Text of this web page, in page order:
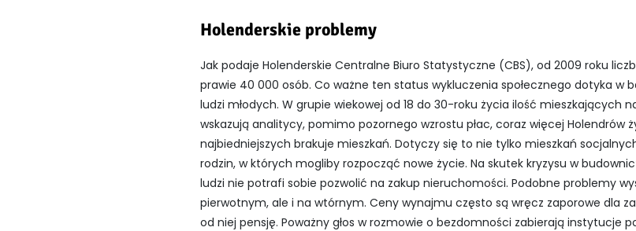
Holenderskie problemy
Jak podaje Holenderskie Centralne Biuro Statystyczne (CBS), od 2009 roku
prawie 40 000 osób. Co ważne ten status wykluczenia społecznego dotyka w
ludzi młodych. W grupie wiekowej od 18 do 30-roku życia ilość mieszkających
wskazują analitycy, pomimo pozornego wzrostu płac, coraz więcej Holendrów
najbiedniejszych brakuje mieszkań. Dotyczy się to nie tylko mieszkań
rodzin, w których mogliby rozpocząć nowe życie. Na skutek kryzysu w
ludzi nie potrafi sobie pozwolić na zakup nieruchomości. Podobne problemy
pierwotnym, ale i na wtórnym. Ceny wynajmu często są wręcz zaporowe dla
od niej pensję. Poważny głos w rozmowie o bezdomności zabierają instytucje